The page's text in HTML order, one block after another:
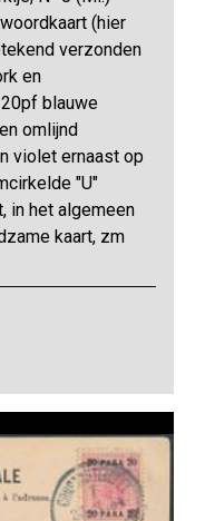
(hier
verzonden
en
blauwe
omlijnd
violet ernaast op
"U"
in het algemeen
kaart, zm